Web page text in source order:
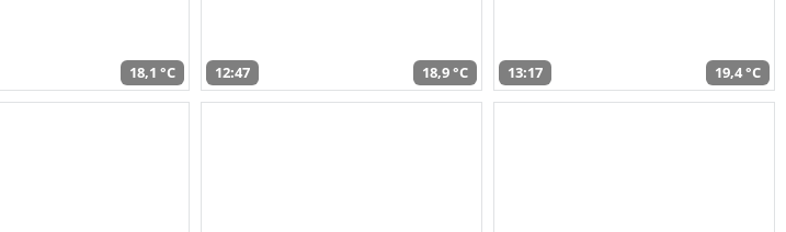
18,1 °C 12:47 18,9 °C 13:17 19,4 °C